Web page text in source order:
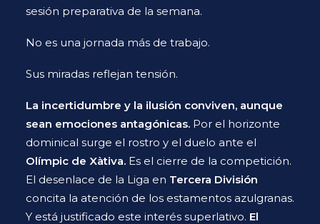
sesión preparativa de la semana.
No es una jornada más de trabajo.
Sus miradas reflejan tensión.
La incertidumbre y la ilusión conviven, aunque
sean emociones antagónicas. Por el horizonte
dominical surge el rostro y el duelo ante el
Olímpic de Xàtiva. Es el cierre de la competición.
El desenlace de la Liga en Tercera División
concita la atención de los estamentos azulgranas.
Y está justificado este interés superlativo. El